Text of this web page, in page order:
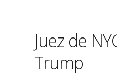
Juez de
Trump